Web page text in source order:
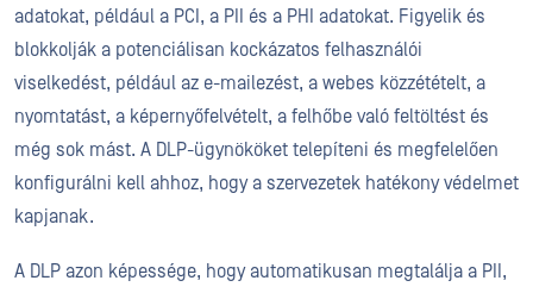
adatokat, például a PCI, a PII és a PHI adatokat. Figyelik és
blokkolják a potenciálisan kockázatos felhasználói
viselkedést, például az e-mailezést, a webes közzétételt, a
nyomtatást, a képernyőfelvételt, a felhőbe való feltöltést és
még sok mást. A DLP-ügynököket telepíteni és megfelelően
konfigurálni kell ahhoz, hogy a szervezetek hatékony védelmet
kapjanak.
A DLP azon képessége, hogy automatikusan megtalálja a PII,